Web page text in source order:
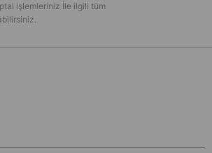
işlemleriniz İle ilgili tüm